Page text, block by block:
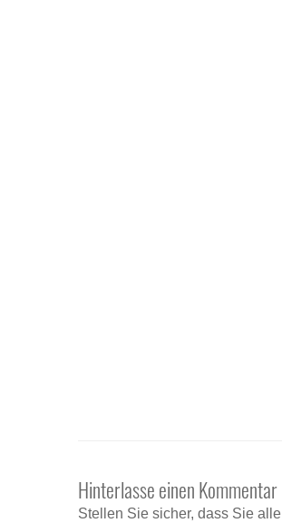
Hinterlasse einen Kommentar
Stellen Sie sicher, dass Sie alle